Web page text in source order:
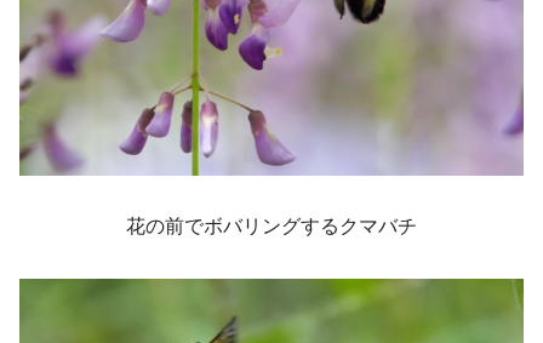
花の前でボバリングするクマバチ